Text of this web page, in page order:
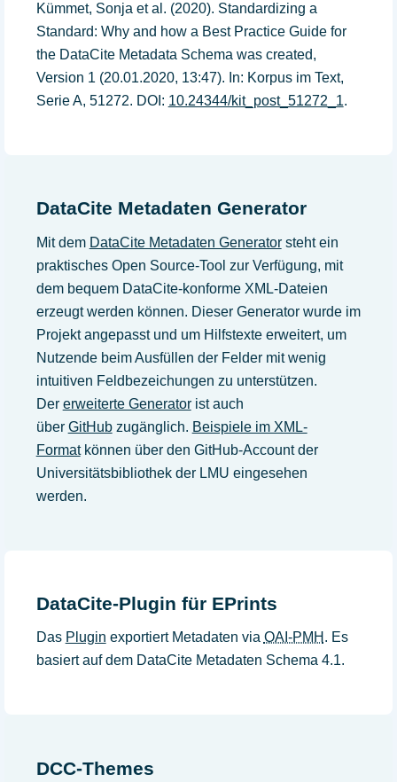
Kümmet, Sonja et al. (2020). Standardizing a
Standard: Why and how a Best Practice Guide for
the DataCite Metadata Schema was created,
Version 1 (20.01.2020, 13:47). In: Korpus im Text,
Serie A, 51272. DOI: 10.24344/kit_post_51272_1.
DataCite Metadaten Generator
Mit dem DataCite Metadaten Generatorsteht ein
praktisches Open Source-Tool zur Verfügung, mit
dem bequem DataCite-konforme XML-Dateien
erzeugt werden können. Dieser Generator wurde im
Projekt angepasst und um Hilfstexte erweitert, um
Nutzende beim Ausfüllen der Felder mit wenig
intuitiven Feldbezeichungen zu unterstützen.
Der erweiterte Generatorist auch
über GitHubzugänglich. Beispiele im XML-
Formatkönnen über den GitHub-Account der
Universitätsbibliothek der LMU eingesehen
werden.
DataCite-Plugin für EPrints
Das Plugin exportiert Metadaten via OAI-PMH . Es
basiert auf dem DataCite Metadaten Schema 4.1.
DCC-Themes